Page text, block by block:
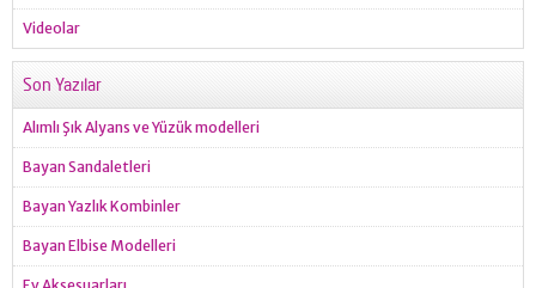
Videolar
Son Yazılar
Alımlı Şık Alyans ve Yüzük modelleri
Bayan Sandaletleri
Bayan Yazlık Kombinler
Bayan Elbise Modelleri